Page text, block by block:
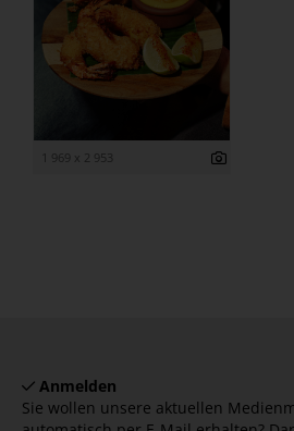
1 969 x 2 953
Anmelden
Sie wollen unsere aktuellen